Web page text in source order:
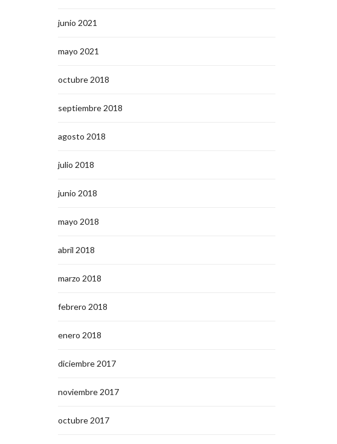
junio 2021
mayo 2021
octubre 2018
septiembre 2018
agosto 2018
julio 2018
junio 2018
mayo 2018
abril 2018
marzo 2018
febrero 2018
enero 2018
diciembre 2017
noviembre 2017
octubre 2017